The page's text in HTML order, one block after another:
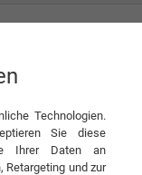
Beraten +
Technologien.
Sie diese
Ihrer Daten an
Retargeting und zur